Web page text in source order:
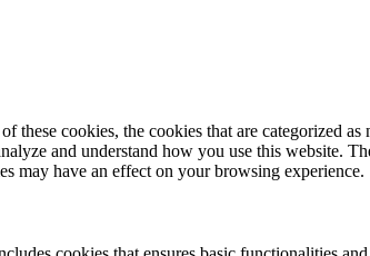
cookies, the cookies that are categorized as
and understand how you use this website.
may have an effect on your browsing experience.